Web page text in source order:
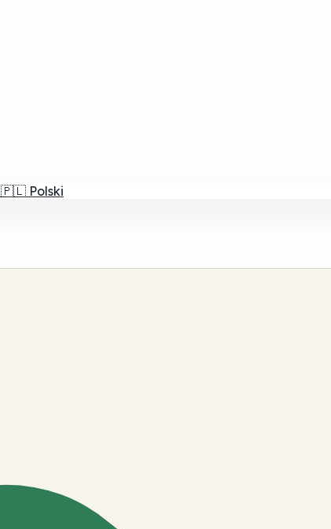
🇵🇱 Polski